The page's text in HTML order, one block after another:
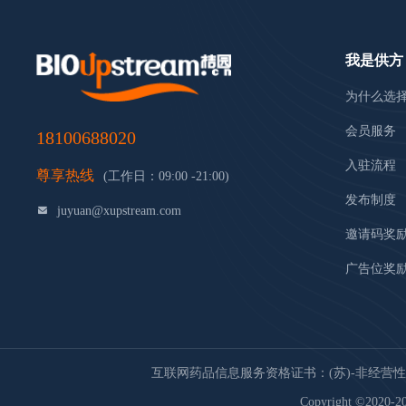
18100688020
尊享热线 (工作日：09:00 -21:00)
juyuan@xupstream.com
我是供方
为什么选
会员服务
入驻流程
发布制度
邀请码奖
广告位奖
互联网药品信息服务资格证书：(苏)-非经营性
Copyright ©2020-